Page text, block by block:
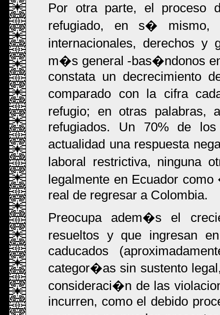
Por otra parte, el proceso
refugiado, en s� mismo,
internacionales, derechos
m�s general -bas�ndonos
constata un decrecimiento
comparado con la cifra
refugio; en otras palabras,
refugiados. Un 70% de
actualidad una respuesta
laboral restrictiva, ninguna
legalmente en Ecuador
real de regresar a Colombia.
Preocupa adem�s el
resueltos y que ingresan
caducados
categor�as sin sustento
consideraci�n de las
incurren, como el debido